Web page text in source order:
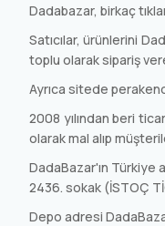
Dadabazar, birkaç
Satıcılar, ürünlerini
toplu olarak sipariş
Ayrıca sitede
2008 yılından beri
olarak mal alıp
DadaBazar'ın Türkiye
2436. sokak (İSTOÇ
Depo adresi